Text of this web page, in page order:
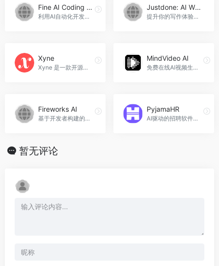
Fine AI Coding Workflows
利用AI自动化开发流程，提升开发效率。
Justdone: AI Writing & Copywriting Assistant
提升你的写作体验，一站式工具包助你精进文案，Justdone: AI Writing &amp; Copywriting Assistant官网入口网址
Xyne
Xyne 是一款开源的、以 AI 为先的搜索与答案引擎，专为工作场景设计。
MindVideo AI
免费在线AI视频生成器，从文本、图像中创建令人惊叹的AI视频。
Fireworks AI
基于开发者构建的生产 AI 平台，Fireworks AI官网入口网址
PyjamaHR
AI驱动的招聘软件，简化候选人跟踪流程。
暂无评论